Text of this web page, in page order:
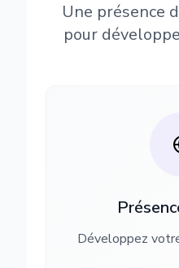
Une présence
pour
Développez